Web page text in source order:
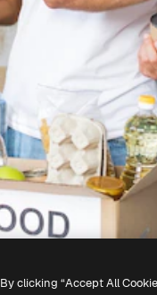
By clicking “Accept All